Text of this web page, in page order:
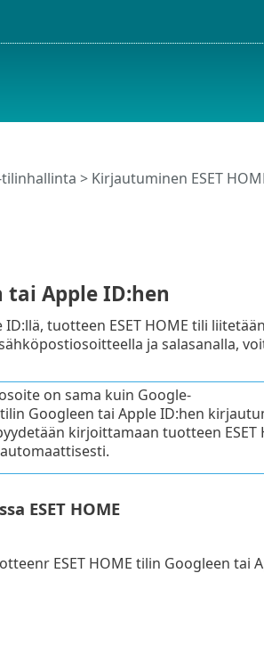
tilinhallinta > Kirjautuminen ESET
Apple ID:hen
tuotteen ESET HOME tili liitetään
ja salasanalla,
on sama kuin Google-
Googleen tai Apple ID:hen
kirjoittamaan tuotteen ESET
ESET HOME
ESET HOME tilin Googleen tai